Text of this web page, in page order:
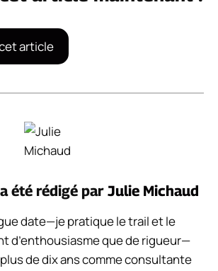
article
été rédigé par Julie Michaud
date—je pratique le trail et le
d’enthousiasme que de rigueur—
de dix ans comme consultante